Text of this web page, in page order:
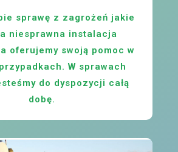
sprawę z zagrożeń jakie
niesprawna instalacja
oferujemy swoją pomoc w
W sprawach
do dyspozycji całą
dobę.